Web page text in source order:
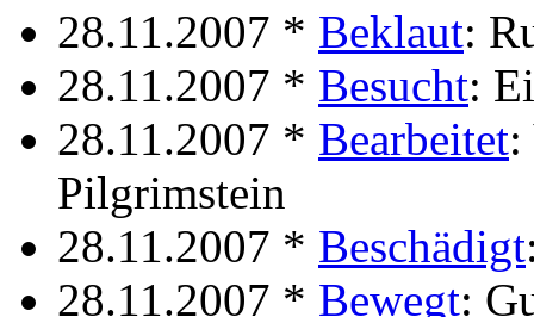
28.11.2007 * Beklaut:
28.11.2007 * Besucht:
28.11.2007 * Bearbeitet:
Pilgrimstein
28.11.2007 * Beschädigt
28.11.2007 * Bewegt: